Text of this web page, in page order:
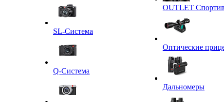
SL-Система
Q-Cистема
OUTLET
Оптические
Дальномеры